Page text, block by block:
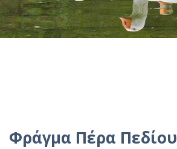
Φράγμα Πέρα Πεδίου